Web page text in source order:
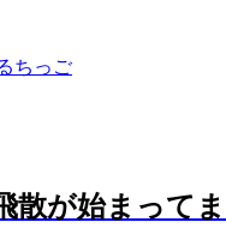
ちっご
が始まってま